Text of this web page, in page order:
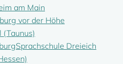
am Main
vor der Höhe
(Taunus)
Sprachschule Dreieich